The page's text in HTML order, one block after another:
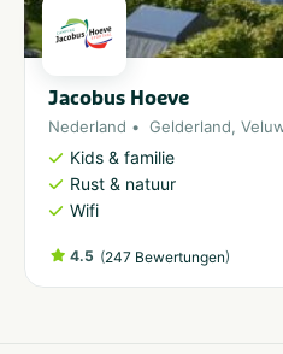
Jacobus Hoeve
Nederland Gelderland,
Kids & familie
Rust & natuur
Wifi
4.5 (247 Bewertungen)